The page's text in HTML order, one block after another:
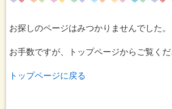
お探しのページはみつかりませんでした。
お手数ですが、トップページからご覧くだ
トップページに戻る